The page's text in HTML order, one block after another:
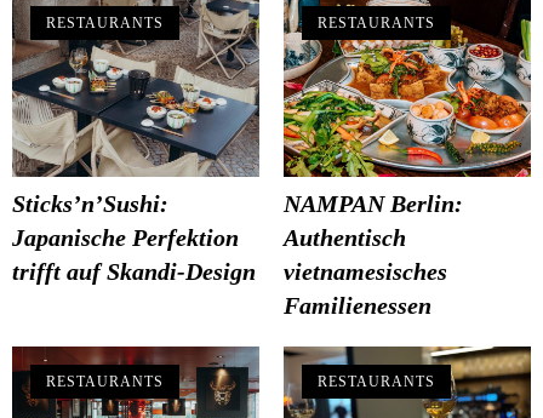
RESTAURANTS
Sticks’n’Sushi:
Japanische Perfektion
trifft auf Skandi-Design
RESTAURANTS
NAMPAN Berlin:
Authentisch
vietnamesisches
Familienessen
RESTAURANTS RESTAURANTS